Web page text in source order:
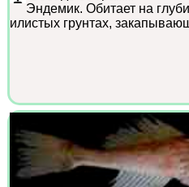
Эндемик. Обитает на
илистых грунтах,